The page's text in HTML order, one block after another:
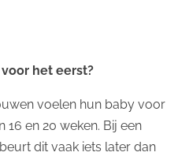
het eerst?
voelen hun baby voor
16 en 20 weken. Bij een
dit vaak iets later dan